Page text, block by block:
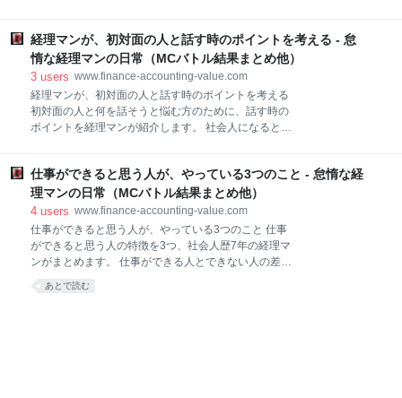
かりはどうしようもないです。 最悪、カッパを着て考
えるという方法もないことはないですが、これは試し
たことがありません。 土日の
不合格の通知は4/29に来ています。 その時の状況は下
記です。 記事数は30 記事の文字数は少ないのだと、
500文字もあった カテゴリーも4つ以上あって、1カテ
ゴリーに1記事というのもあり その後何度も不合格通
知が来ています。 5/4 5/5 5/10 5/11 5/12 5/20 そして
6/2に合格通知が来ました。 考えられる不合格の理由
けで、該当の記事が1記事しかない→一時的に非公開
にする コードが確認できない→アドセンスコードをき
ちんと貼る
経理マンが、初対面の人と話す時のポイントを考える - 怠
惰な経理マンの日常（MCバトル結果まとめ他）
3 users www.finance-accounting-value.com
経理マンが、初対面の人と話す時のポイントを考える
初対面の人と何を話そうと悩む方のために、話す時の
ポイントを経理マンが紹介します。 社会人になると、
色々な人と交換します。 社外だけでなく、社内の人と
も会うことになります。 そういう時に、どんなことを
話題にしようと悩む方のために、今日は初対面の人と
のトークでのポイントについて、記載します。 ①共通
点を探す これが一番重要なポイントです。 人間は共感
を求める生き物です。 人に心から共感してもらえる
との共通点を探すと良いとなります。 例えば、よくあ
仕事ができると思う人が、やっている3つのこと - 怠惰な経
理マンの日常（MCバトル結果まとめ他）
4 users www.finance-accounting-value.com
仕事ができると思う人が、やっている3つのこと 仕事
ができると思う人の特徴を3つ、社会人歴7年の経理マ
ンがまとめます。 仕事ができる人とできない人の差っ
てなんだろうと、特に仕事ができない人を見るたびに
思います。 今日は、仕事ができる人になるポイントを
あとで読む